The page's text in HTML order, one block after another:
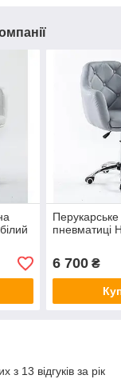
Перукарське
пневматиці
6 700₴
з 13 відгуків за рік